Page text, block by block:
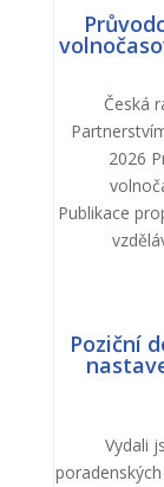
Česká
2026
Publikace
Poziční
Vydali